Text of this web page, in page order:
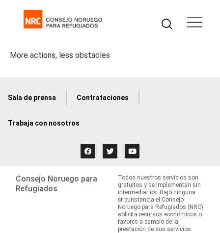
More actions, less obstacles
Sala de prensa Contrataciones
Trabaja con nosotros
Consejo Noruego para
Refugiados
Todos nuestros servicios son
gratuitos y se implementan sin
intermediarios. Bajo ninguna
circunstancia el Consejo
Noruego para Refugiados (NRC)
solicita recursos económicos o
favores a cambio de la
prestación de sus servicios.